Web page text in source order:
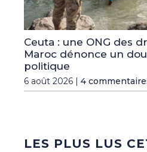
Ceuta : une ONG des
Maroc dénonce un
politique
6 août 2026 | 4
LES PLUS LUS